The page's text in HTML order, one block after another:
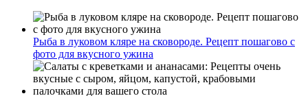
Рыба в луковом кляре на сковороде. Рецепт пошагово с
фото для вкусного ужина